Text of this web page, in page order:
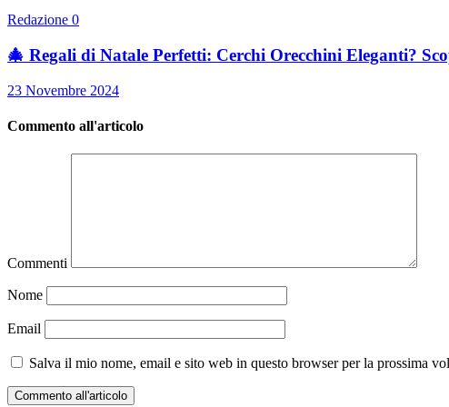
Redazione 0
🎄 Regali di Natale Perfetti: Cerchi Orecchini Eleganti?
23 Novembre 2024
Commento all'articolo
Commenti
Nome
Email
Salva il mio nome, email e sito web in questo browser per la prossima